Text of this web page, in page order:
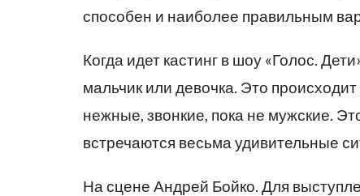
способен и наиболее правильным
Когда идет кастинг в шоу «Голос.
мальчик или девочка. Это
нежные, звонкие, пока не мужские.
встречаются весьма удивительные
На сцене Андрей Бойко. Для